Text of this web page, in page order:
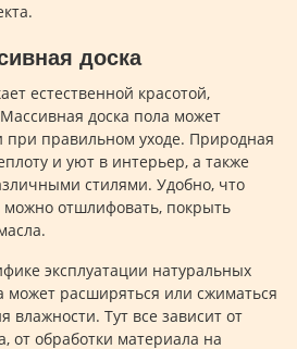
доска
естественной красотой,
доска пола может
при правильном уходе. Природная
и уют в интерьер, а также
стилями. Удобно, что
отшлифовать, покрыть
эксплуатации натуральных
может расширяться или сжиматься
влажности. Тут все зависит от
от обработки материала на